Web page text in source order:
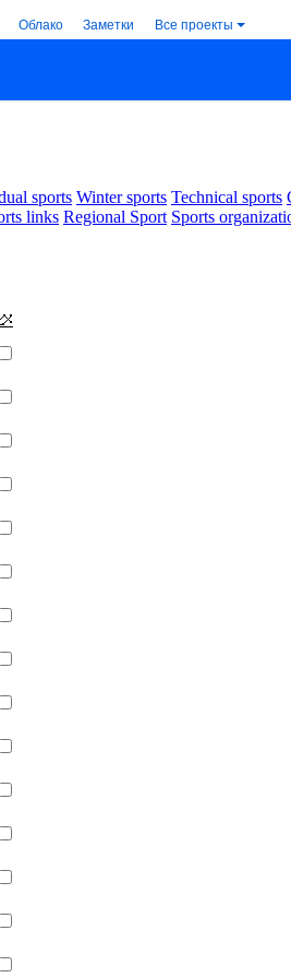
Облако Заметки Все проекты
sports Winter sports Technical sports
links Regional Sport Sports